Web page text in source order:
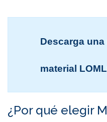
Descarga
material
¿Por qué elegir